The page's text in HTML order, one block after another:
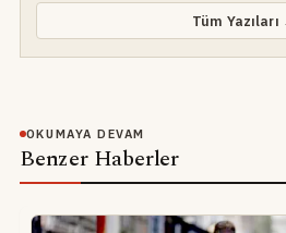
Tüm Yazıları
OKUMAYA DEVAM
Benzer Haberler